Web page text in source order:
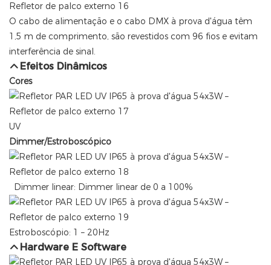
O cabo de alimentação e o cabo DMX à prova d'água têm
1,5 m de comprimento, são revestidos com 96 fios e evitam
interferência de sinal.
Efeitos Dinâmicos
Cores
UV
Dimmer/Estroboscópico
Dimmer linear: Dimmer linear de 0 a 100%
Estroboscópio: 1 – 20Hz
Hardware E Software